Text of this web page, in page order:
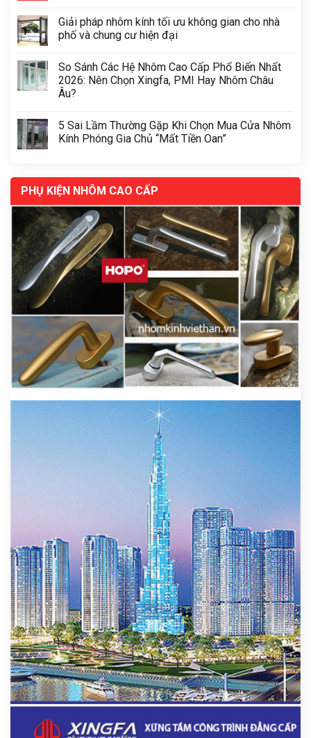
Giải pháp nhôm kính tối ưu không gian cho nhà
phố và chung cư hiện đại
So Sánh Các Hệ Nhôm Cao Cấp Phổ Biến Nhất
2026: Nên Chọn Xingfa, PMI Hay Nhôm Châu
Âu?
5 Sai Lầm Thường Gặp Khi Chọn Mua Cửa Nhôm
Kính Phóng Gia Chủ “Mất Tiền Oan”
PHỤ KIỆN NHÔM CAO CẤP